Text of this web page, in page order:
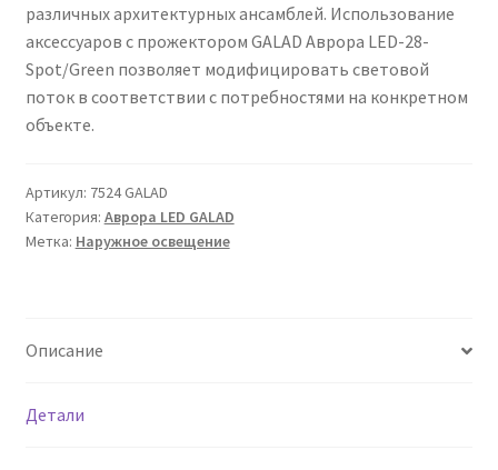
Сертификаты
Таблица выбора вводного щитка
различных архитектурных ансамблей. Использование
аксессуаров с прожектором GALAD Аврора LED-28-
Spot/Green позволяет модифицировать световой
поток в соответствии с потребностями на конкретном
объекте.
Артикул: 7524 GALAD
Категория: Аврора LED GALAD
Метка: Наружное освещение
Описание
Детали